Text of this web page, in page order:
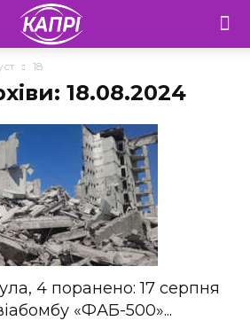
18
18.08.2024
4 поранено: 17 серпня
«ФАБ-500»...